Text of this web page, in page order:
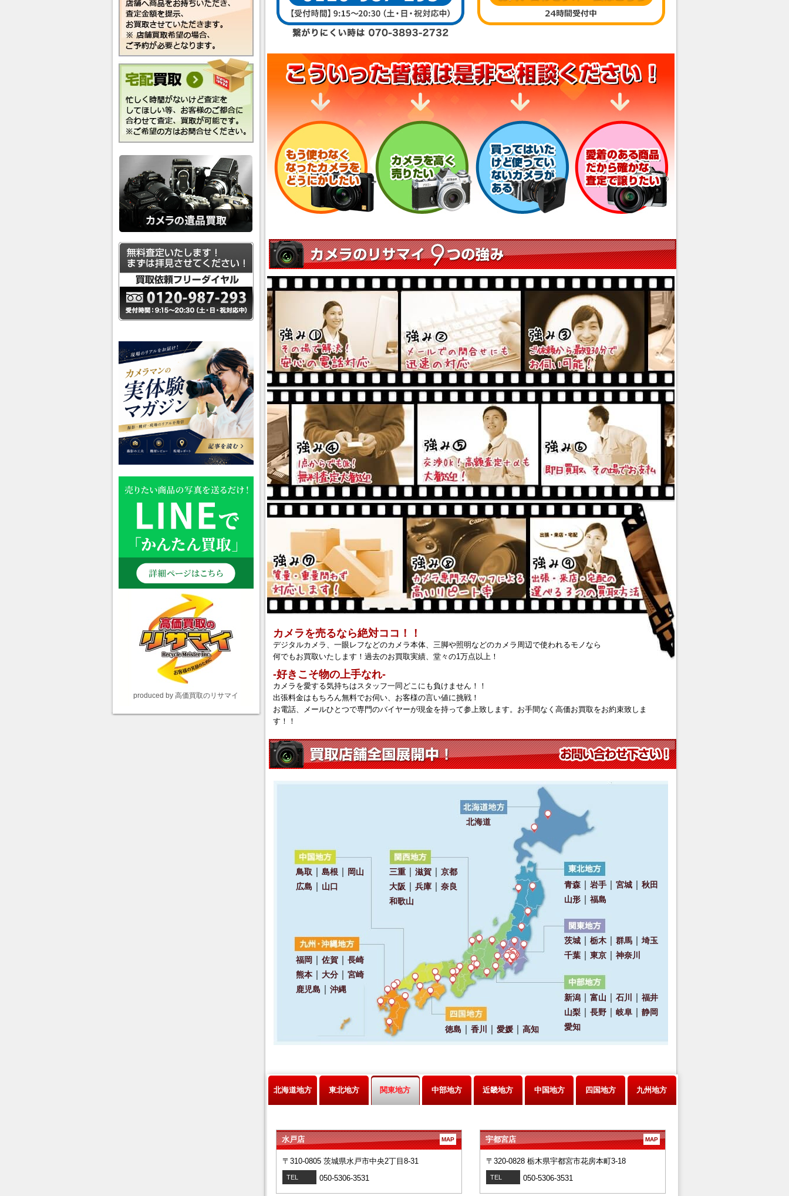
カメラを売るなら絶対ココ！！
デジタルカメラ、一眼レフなどのカメラ本体、三脚や照明などのカメラ周辺で使われるモノなら
何でもお買取いたします！過去のお買取実績、堂々の1万点以上！
‐好きこそ物の上手なれ‐
カメラを愛する気持ちはスタッフ一同どこにも負けません！！
出張料金はもちろん無料でお伺い、お客様の言い値に挑戦！
お電話、メールひとつで専門のバイヤーが現金を持って参上致します。お手間なく高価お買取をお約束致しま
す！！
北海道地方 東北地方 関東地方 中部地方 近畿地方 中国地方 四国地方 九州地方
水戸店 MAP
〒310-0805 茨城県水戸市中央2丁目8-31
TEL 050-5306-3531
宇都宮店 MAP
〒320-0828 栃木県宇都宮市花房本町3-18
TEL 050-5306-3531
produced by 高価買取のリサマイ